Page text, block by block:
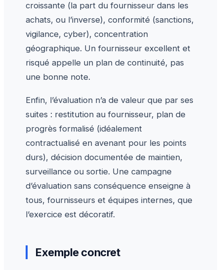
croissante (la part du fournisseur dans les
achats, ou l’inverse), conformité (sanctions,
vigilance, cyber), concentration
géographique. Un fournisseur excellent et
risqué appelle un plan de continuité, pas
une bonne note.
Enfin, l’évaluation n’a de valeur que par ses
suites : restitution au fournisseur, plan de
progrès formalisé (idéalement
contractualisé en avenant pour les points
durs), décision documentée de maintien,
surveillance ou sortie. Une campagne
d’évaluation sans conséquence enseigne à
tous, fournisseurs et équipes internes, que
l’exercice est décoratif.
Exemple concret